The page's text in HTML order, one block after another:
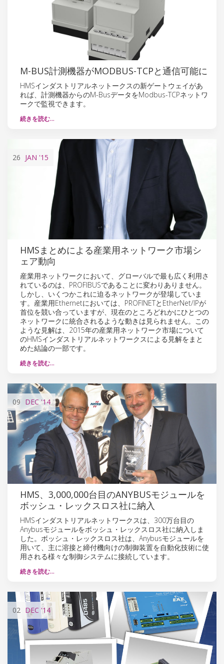
M-BUS計測機器がMODBUS-TCPと通信可能に
HMSインダストリアルネットークスの新ゲートウェイがあ
れば、計測機器からのM-BusデータをModbus-TCPネットワ
ークで監視できます。
続きを読む…
26 JAN '15
HMSまとめによる産業用ネットワーク市場シ
ェア動向
産業用ネットワークにおいて、グローバルで最も広く利用さ
れているのは、PROFIBUSであることに変わりありません。
しかし、いくつかこれに迫るネットワークが登場していま
す。産業用Ethernetにおいては、PROFINETとEtherNet/IPが
首位を競い合っていますが、現在のところどれかにひとつの
ネットワークに統合されるような動きは見られません。この
ような見解は、2015年の産業用ネットワーク市場について
のHMSインダストリアルネットワークスによる見解をまと
めた結論の一部です。
続きを読む…
09 DEC'14
HMS、3,000,000台目のANYBUSモジュールを
ボッシュ・レックスロス社に納入
HMSインダストリアルネットワークスは、300万台目の
Anybusモジュールをボッシュ・レックスロス社に納入しま
した。ボッシュ・レックスロス社は、Anybusモジュールを
用いて、主に溶接と締付機向けの制御装置を自動化技術に使
用される様々な制御システムに接続しています。
続きを読む…
02 DEC '14